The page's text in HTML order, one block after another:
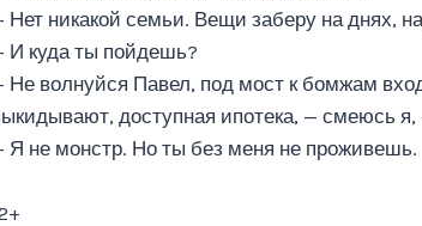
Нет никакой семьи. Вещи заберу на днях,
И куда ты пойдешь?
Не волнуйся Павел, под мост к бомжам
доступная ипотека, — смеюсь
Я не монстр. Но ты без меня не проживешь.